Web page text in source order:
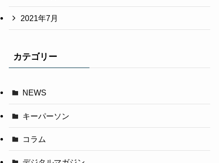
2021年7月
カテゴリー
NEWS
キーパーソン
コラム